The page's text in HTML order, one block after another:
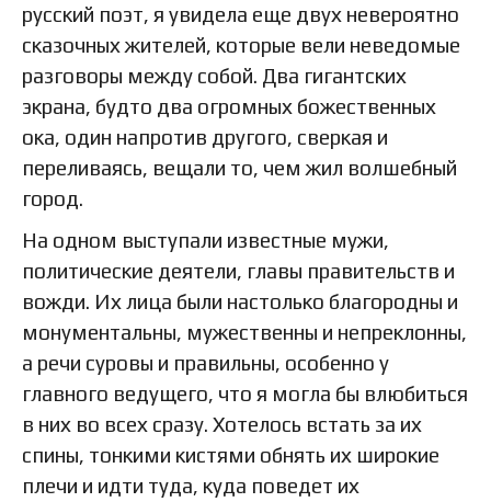
русский поэт, я увидела еще двух невероятно
сказочных жителей, которые вели неведомые
разговоры между собой. Два гигантских
экрана, будто два огромных божественных
ока, один напротив другого, сверкая и
переливаясь, вещали то, чем жил волшебный
город.
На одном выступали известные мужи,
политические деятели, главы правительств и
вожди. Их лица были настолько благородны и
монументальны, мужественны и непреклонны,
а речи суровы и правильны, особенно у
главного ведущего, что я могла бы влюбиться
в них во всех сразу. Хотелось встать за их
спины, тонкими кистями обнять их широкие
плечи и идти туда, куда поведет их